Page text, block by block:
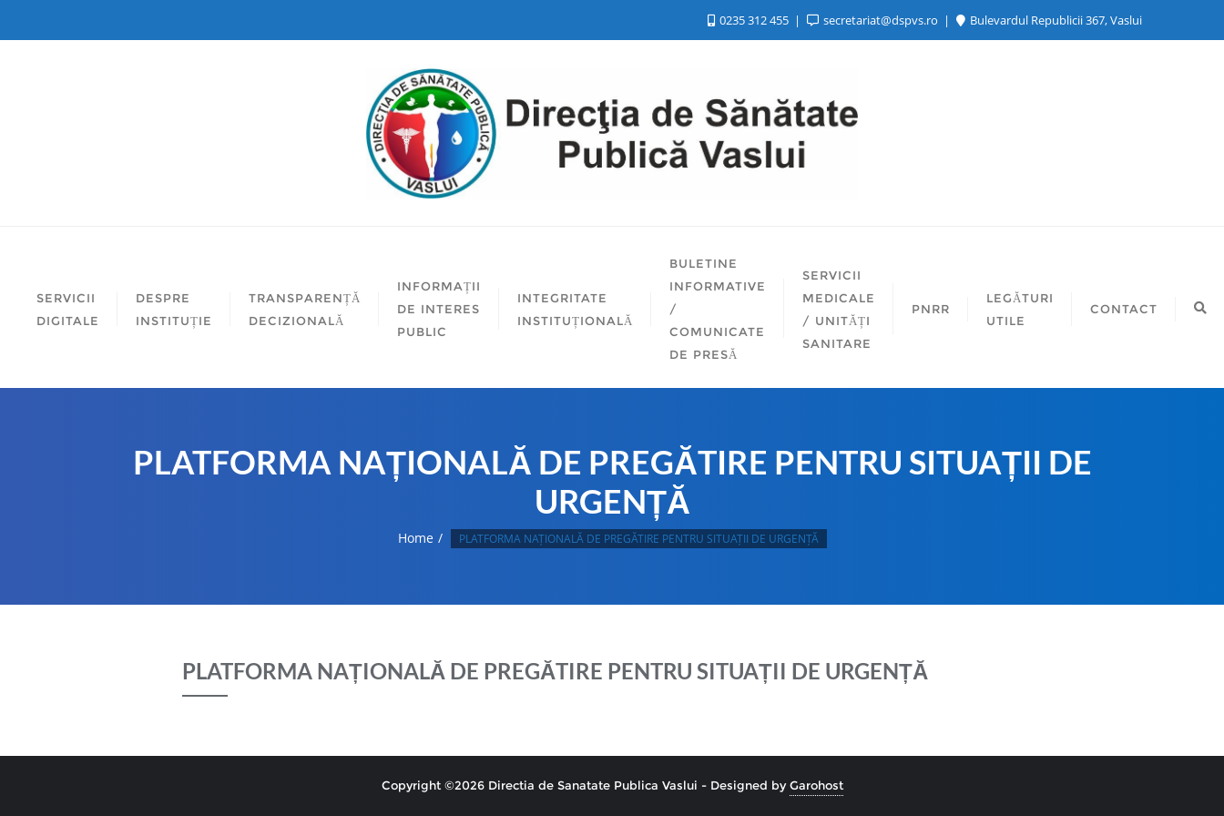
0235 312 455 secretariat@dspvs.ro Bulevardul Republicii 367, Vaslui
SERVICII
DIGITALE
DESPRE
INSTITUȚIE
TRANSPARENȚĂ
DECIZIONALĂ
INFORMAȚII
DE INTERES
PUBLIC
INTEGRITATE
INSTITUȚIONALĂ
BULETINE
INFORMATIVE
/
COMUNICATE
DE PRESĂ
SERVICII
MEDICALE
/ UNITĂȚI
SANITARE
PNRR
LEGĂTURI
UTILE
CONTACT
PLATFORMA NAȚIONALĂ DE PREGĂTIRE PENTRU SITUAȚII DE
URGENȚĂ
Home PLATFORMA NAȚIONALĂ DE PREGĂTIRE PENTRU SITUAȚII DE URGENȚĂ
PLATFORMA NAȚIONALĂ DE PREGĂTIRE PENTRU SITUAȚII DE URGENȚĂ
Copyright ©2026 Directia de Sanatate Publica Vaslui - Designed byGarohost